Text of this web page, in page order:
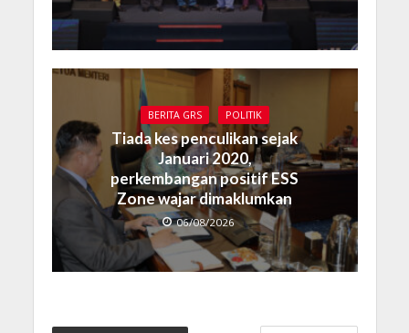
BERITA GRS POLITIK
Tiada kes penculikan sejak
Januari 2020,
perkembangan positif ESS
Zone wajar dimaklumkan
06/08/2026